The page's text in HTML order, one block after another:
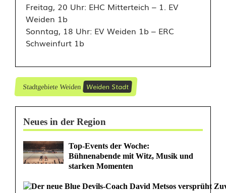
Freitag, 20 Uhr: EHC Mitterteich – 1. EV
Weiden 1b
Sonntag, 18 Uhr: EV Weiden 1b – ERC
Schweinfurt 1b
Stadtgebiete Weiden Weiden Stadt
Neues in der Region
Top-Events der Woche:
Bühnenabende mit Witz, Musik und
starken Momenten